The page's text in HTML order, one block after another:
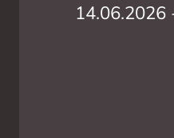
14.06.2026